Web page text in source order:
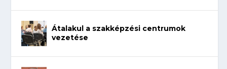
Átalakul a szakképzési centrumok
vezetése